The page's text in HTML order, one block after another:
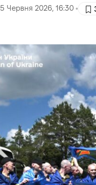
5 Червня 2026, 16:30